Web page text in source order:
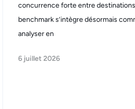
concurrence forte entre
benchmark s’intègre désormais
analyser en
6 juillet 2026